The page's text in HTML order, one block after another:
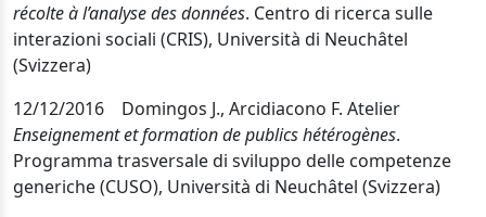
récolte à l’analyse des données. Centro di ricerca sulle
interazioni sociali (CRIS), Università di Neuchâtel
(Svizzera)
12/12/2016 Domingos J., Arcidiacono F. Atelier
Enseignement et formation de publics hétérogènes.
Programma trasversale di sviluppo delle competenze
generiche (CUSO), Università di Neuchâtel (Svizzera)